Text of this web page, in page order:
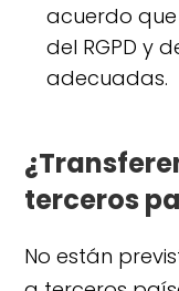
acuerdo
del RGPD y
adecuadas.
terceros
No están